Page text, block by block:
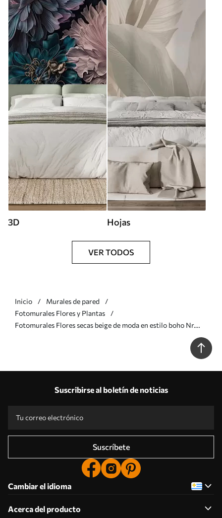
3D Hojas
VER TODOS
Inicio
Murales de pared
Fotomurales Flores y Plantas
Fotomurales Flores secas beige de moda en estilo boho Nr.
Suscribirse al boletín de noticias
Suscríbete
Cambiar el idioma
Acerca del producto